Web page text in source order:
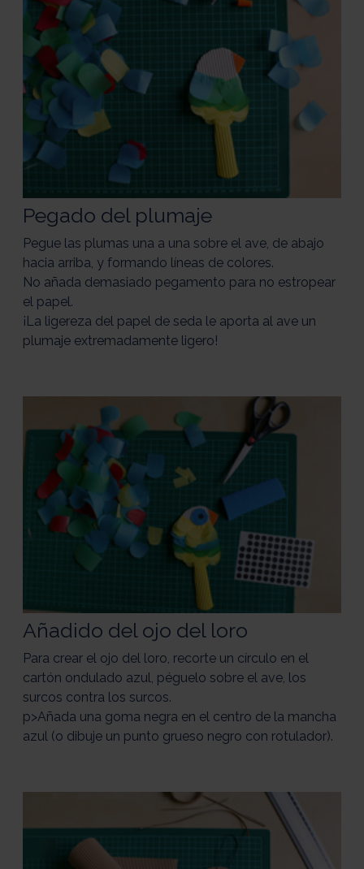
Pegado del plumaje
Pegue las plumas una a una sobre el ave, de abajo
hacia arriba, y formando líneas de colores.
No añada demasiado pegamento para no estropear
el papel.
¡La ligereza del papel de seda le aporta al ave un
plumaje extremadamente ligero!
Añadido del ojo del loro
Para crear el ojo del loro, recorte un círculo en el
cartón ondulado azul, péguelo sobre el ave, los
surcos contra los surcos.
p>Añada una goma negra en el centro de la mancha
azul (o dibuje un punto grueso negro con rotulador).